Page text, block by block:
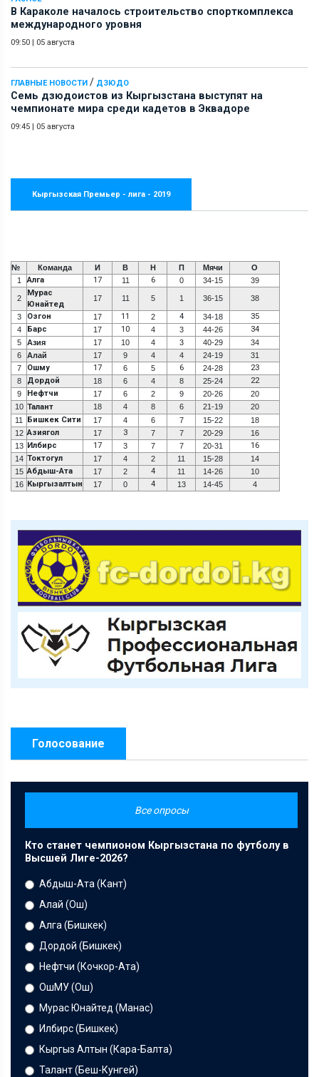
В Караколе началось строительство спорткомплекса
международного уровня
09:50 | 05 августа
ГЛАВНЫЕ НОВОСТИ / ДЗЮДО
Семь дзюдоистов из Кыргызстана выступят на
чемпионате мира среди кадетов в Эквадоре
09:45 | 05 августа
Кыргызская Премьер - лига - 2019
№ Команда И В Н П Мячи
О
1
Алга 17 11 6 0 34-15 39
2
Мурас
Юнайтед
17 11 5 1 36-15 38
3 Озгон 17 11 2 4 34-18 35
4 Барс 17 10 4 3 44-26 34
5 Азия 17 10 4 3 40-29
34
6
Алай 17 9 4 4 24-19
31
7
Ошму 17 6 5 6 24-28 23
8 Дордой 18 6 4 8 25-24 22
9 Нефтчи 17 6 2 9 20-26
20
10 Талант 18 4 8 6 21-19
20
11
Бишкек Сити 17 4 6 7 15-22
18
12 Азиягол 17 3 7 7 20-29
16
13 Илбирс 17 3 7 7 20-31 16
14 Токтогул 17 4 2 11 15-28
14
15 Абдыш-Ата 17 2 4 11 14-26
10
16 Кыргызалтын 17 0 4 13 14-45 4
Голосование
Все опросы
Кто станет чемпионом Кыргызстана по футболу в
Высшей Лиге-2026?
Абдыш-Ата (Кант)
Алай (Ош)
Алга (Бишкек)
Дордой (Бишкек)
Нефтчи (Кочкор-Ата)
ОшМУ (Ош)
Мурас Юнайтед (Манас)
Илбирс (Бишкек)
Кыргыз Алтын (Кара-Балта)
Талант (Беш-Кунгей)